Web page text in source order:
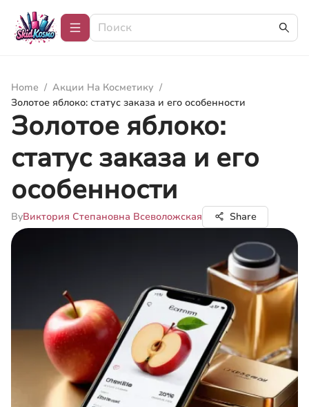
Home / Акции На Косметику /
Золотое яблоко: статус заказа и его особенности
Золотое яблоко:
статус заказа и его
особенности
ByВиктория Степановна Всеволожская Share